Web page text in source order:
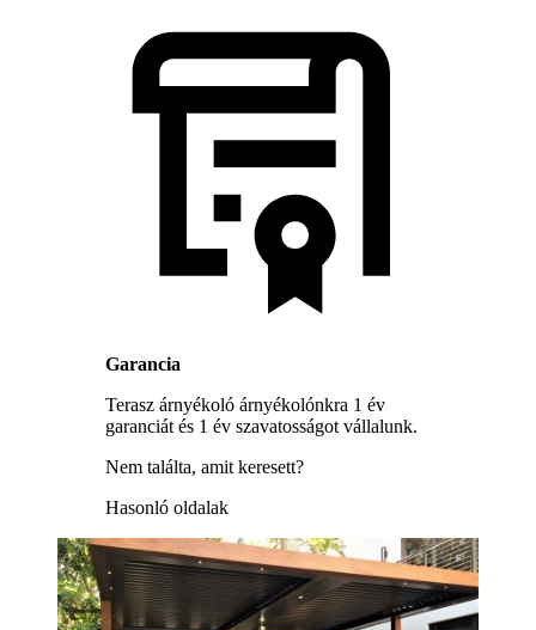
Garancia
Terasz árnyékoló árnyékolónkra 1 év
garanciát és 1 év szavatosságot vállalunk.
Nem találta, amit keresett?
Hasonló oldalak